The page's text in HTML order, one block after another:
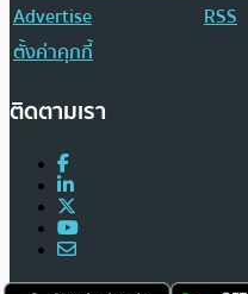
Advertise
RSS
ตั้งค่าคุกกี้
ติดตามเรา